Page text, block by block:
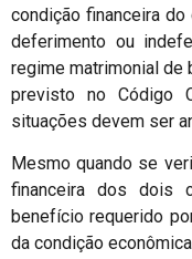
condição financeira
deferimento ou
regime matrimonial de
previsto no Código
situações devem ser
Mesmo quando se
financeira dos dois
benefício requerido
da condição